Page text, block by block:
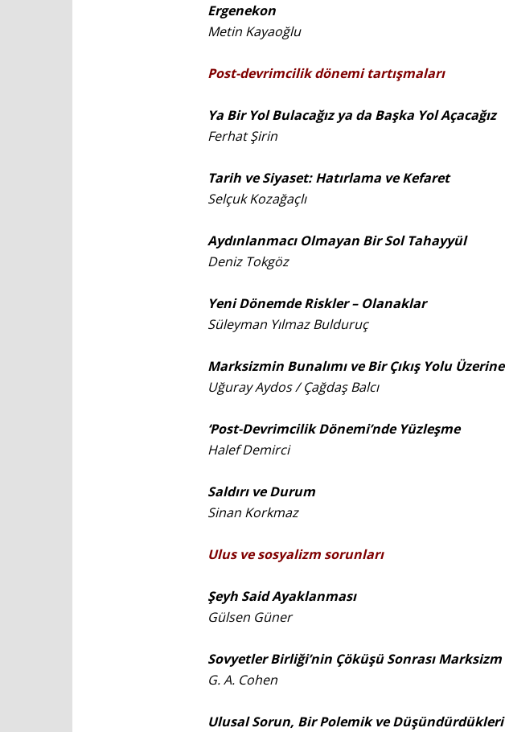
Ergenekon
Metin Kayaoğlu
Post-devrimcilik dönemi tartışmaları
Ya Bir Yol Bulacağız ya da Başka Yol Açacağız
Ferhat Şirin
Tarih ve Siyaset: Hatırlama ve Kefaret
Selçuk Kozağaçlı
Aydınlanmacı Olmayan Bir Sol Tahayyül
Deniz Tokgöz
Yeni Dönemde Riskler – Olanaklar
Süleyman Yılmaz Bulduruç
Marksizmin Bunalımı ve Bir Çıkış Yolu Üzerine
Uğuray Aydos / Çağdaş Balcı
‘Post-Devrimcilik Dönemi’nde Yüzleşme
Halef Demirci
Saldırı ve Durum
Sinan Korkmaz
Ulus ve sosyalizm sorunları
Şeyh Said Ayaklanması
Gülsen Güner
Sovyetler Birliği’nin Çöküşü Sonrası Marksizm
G. A. Cohen
Ulusal Sorun, Bir Polemik ve Düşündürdükleri